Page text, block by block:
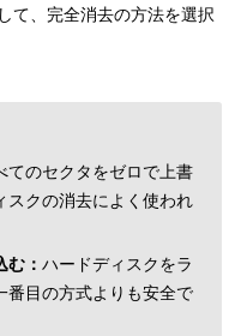
て、完全消去の方法を選択
てのセクタをゼロで上書
スクの消去によく使われ
： ハードディスクをラ
番目の方式よりも安全で